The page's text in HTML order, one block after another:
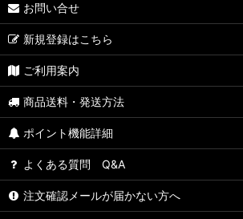
お問い合せ
新規登録はこちら
ご利用案内
商品送料・発送方法
ポイント機能詳細
よくある質問 Q&A
注文確認メールが届かない方へ